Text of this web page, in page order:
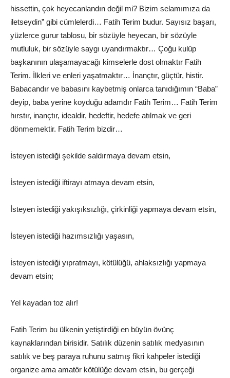
hissettin, çok heyecanlandın değil mi? Bizim selamımıza da
iletseydin” gibi cümlelerdi… Fatih Terim budur. Sayısız başarı,
yüzlerce gurur tablosu, bir sözüyle heyecan, bir sözüyle
mutluluk, bir sözüyle saygı uyandırmaktır… Çoğu kulüp
başkanının ulaşamayacağı kimselerle dost olmaktır Fatih
Terim. İlkleri ve enleri yaşatmaktır… İnançtır, güçtür, histir.
Babacandır ve babasını kaybetmiş onlarca tanıdığımın “Baba”
deyip, baba yerine koyduğu adamdır Fatih Terim… Fatih Terim
hırstır, inançtır, idealdir, hedeftir, hedefe atılmak ve geri
dönmemektir. Fatih Terim bizdir…
İsteyen istediği şekilde saldırmaya devam etsin,
İsteyen istediği iftirayı atmaya devam etsin,
İsteyen istediği yakışıksızlığı, çirkinliği yapmaya devam etsin,
İsteyen istediği hazımsızlığı yaşasın,
İsteyen istediği yıpratmayı, kötülüğü, ahlaksızlığı yapmaya
devam etsin;
Yel kayadan toz alır!
Fatih Terim bu ülkenin yetiştirdiği en büyün övünç
kaynaklarından birisidir. Satılık düzenin satılık medyasının
satılık ve beş paraya ruhunu satmış fikri kahpeler istediği
organize ama amatör kötülüğe devam etsin, bu gerçeği